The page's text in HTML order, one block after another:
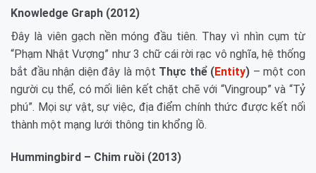
Knowledge Graph (2012)
Đây là viên gạch nền móng đầu tiên. Thay vì nhìn cụm từ
“Phạm Nhật Vượng” như 3 chữ cái rời rạc vô nghĩa, hệ thống
bắt đầu nhận diện đây là một Thực thể (Entity) – một con
người cụ thể, có mối liên kết chặt chẽ với “Vingroup” và “Tỷ
phú”. Mọi sự vật, sự việc, địa điểm chính thức được kết nối
thành một mạng lưới thông tin khổng lồ.
Hummingbird – Chim ruồi (2013)